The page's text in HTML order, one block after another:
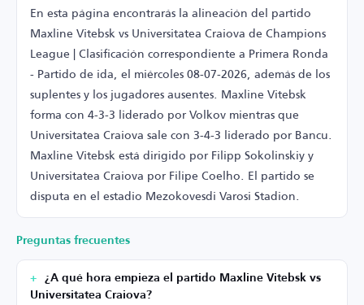
En esta página encontrarás la alineación del partido
Maxline Vitebsk vs Universitatea Craiova de Champions
League | Clasificación correspondiente a Primera Ronda
- Partido de ida, el miércoles 08-07-2026, además de los
suplentes y los jugadores ausentes. Maxline Vitebsk
forma con 4-3-3 liderado por Volkov mientras que
Universitatea Craiova sale con 3-4-3 liderado por Bancu.
Maxline Vitebsk está dirigido por Filipp Sokolinskiy y
Universitatea Craiova por Filipe Coelho. El partido se
disputa en el estadio Mezokovesdi Varosi Stadion.
Preguntas frecuentes
¿A qué hora empieza el partido Maxline Vitebsk vs
Universitatea Craiova?